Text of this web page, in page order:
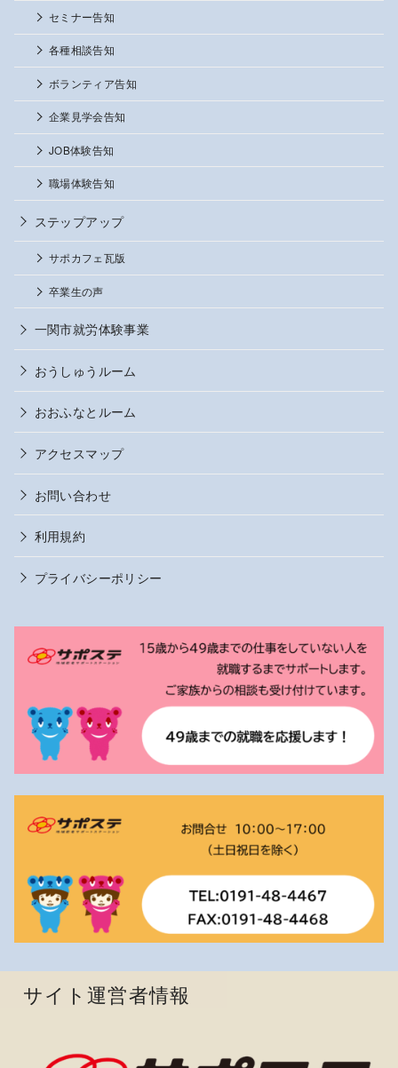
セミナー告知
各種相談告知
ボランティア告知
企業見学会告知
JOB体験告知
職場体験告知
ステップアップ
サポカフェ瓦版
卒業生の声
一関市就労体験事業
おうしゅうルーム
おおふなとルーム
アクセスマップ
お問い合わせ
利用規約
プライバシーポリシー
サイト運営者情報